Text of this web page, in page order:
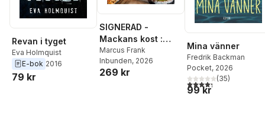
Revan i tyget
Eva Holmquist
E-bok 2016
79 kr
SIGNERAD -
Mackans kost :
Middagar och
matlådor
Marcus Frank
Inbunden, 2026
269 kr
Mina vänner
Fredrik Backman
Pocket, 2026
4,3utav 5 stjärnor.
(35)
99 kr